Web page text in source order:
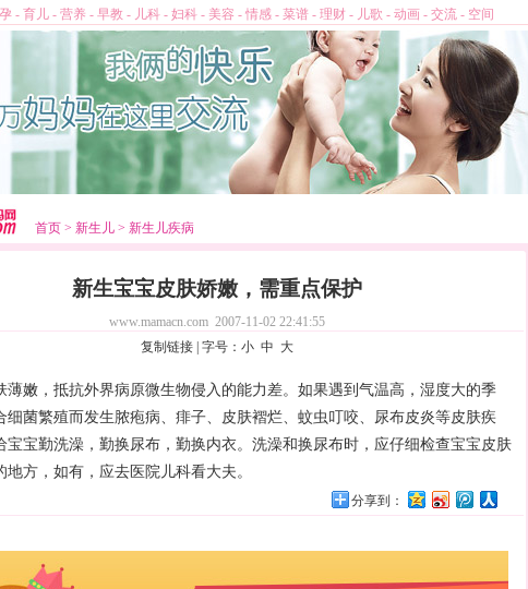
- 育儿 - 营养 - 早教 - 儿科 - 妇科 - 美容 - 情感 - 菜谱 - 理财 - 儿歌 - 动画 - 交流 - 空间
首页 > 新生儿 > 新生儿疾病
新生宝宝皮肤娇嫩，需重点保护
www.mamacn.com 2007-11-02 22:41:55
复制链接| 字号： 小 中 大
嫩，抵抗外界病原微生物侵入的能力差。如果遇到气温高，湿度大的季
细菌繁殖而发生脓疱病、痱子、皮肤褶烂、蚊虫叮咬、尿布皮炎等皮肤疾
宝宝勤洗澡，勤换尿布，勤换内衣。洗澡和换尿布时，应仔细检查宝宝皮肤
地方，如有，应去医院 儿科看大夫。
分享到：